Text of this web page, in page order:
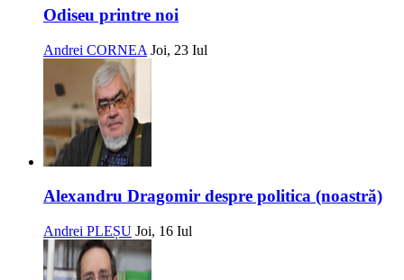
Odiseu printre noi
Andrei CORNEA Joi, 23 Iul
Alexandru Dragomir despre politica (noastră)
Andrei PLEȘU Joi, 16 Iul